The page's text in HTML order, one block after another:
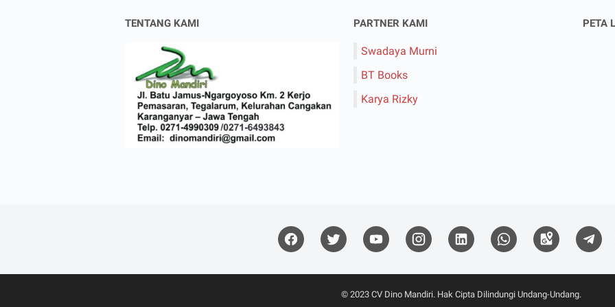
TENTANG KAMI PARTNER KAMI
Swadaya Murni
BT Books
Karya Rizky
PETA
© 2023 CV Dino Mandiri. Hak Cipta Dilindungi Undang-Undang.